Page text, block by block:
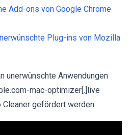
Add-ons von Google Chrome
Plug-ins von Mozilla
unerwünschte Anwendungen
mac-optimizer[.]live
gefördert werden: